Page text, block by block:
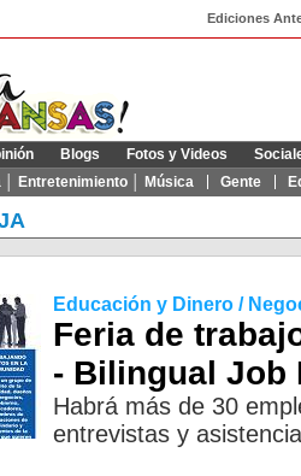
Ediciones
│ Entretenimiento │ Música Gente
Blogs Fotos y Videos
Educación y Dinero /
Feria de
- Bilingual Job
Habrá más de 30
entrevistas y